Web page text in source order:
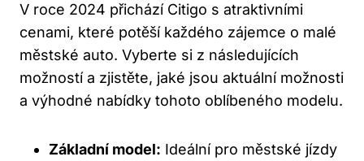
V roce 2024 přichází Citigo s atraktivními
cenami, které potěší každého zájemce o malé
městské auto. Vyberte si z následujících
možností a zjistěte, jaké jsou aktuální možnosti
a výhodné nabídky tohoto oblíbeného modelu.
Základní model: Ideální pro městské jízdy